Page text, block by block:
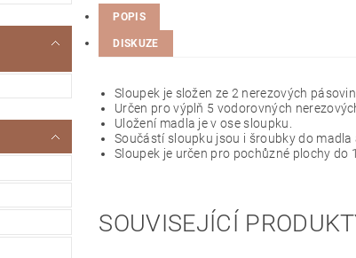
POPIS
DISKUZE
Sloupek je složen ze 2 nerezových
Určen pro výplň 5 vodorovných
Uložení madla je v ose sloupku.
Součástí sloupku jsou i šroubky do madla
Sloupek je určen pro pochůzné plochy do
SOUVISEJÍCÍ